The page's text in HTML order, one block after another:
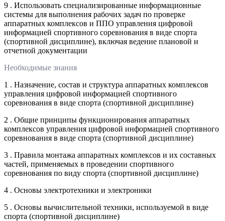
9 . Использовать специализированные информационные
системы для выполнения рабочих задач по проверке
аппаратных комплексов и ППО управления цифровой
информацией спортивного соревнования в виде спорта
(спортивной дисциплине), включая ведение плановой и
отчетной документации
Необходимые знания
1 . Назначение, состав и структура аппаратных комплексов
управления цифровой информацией спортивного
соревнования в виде спорта (спортивной дисциплине)
2 . Общие принципы функционирования аппаратных
комплексов управления цифровой информацией спортивного
соревнования в виде спорта (спортивной дисциплине)
3 . Правила монтажа аппаратных комплексов и их составных
частей, применяемых в проведении спортивного
соревнования по виду спорта (спортивной дисциплине)
4 . Основы электротехники и электроники
5 . Основы вычислительной техники, используемой в виде
спорта (спортивной дисциплине)